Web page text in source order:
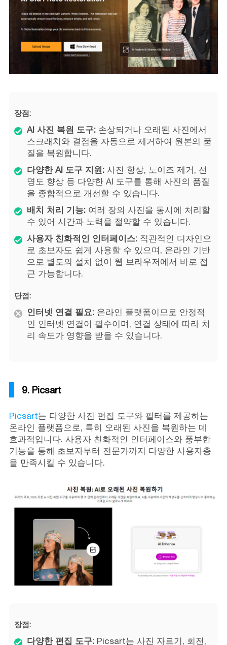
장점:
AI 사진 복원 도구:손상되거나 오래된 사진에서
스크래치와 결점을 자동으로 제거하여 원본의 품
질을 복원합니다.
다양한 AI 도구 지원:사진 향상, 노이즈 제거, 선
명도 향상 등 다양한 AI 도구를 통해 사진의 품질
을 종합적으로 개선할 수 있습니다.
배치 처리 기능:여러 장의 사진을 동시에 처리할
수 있어 시간과 노력을 절약할 수 있습니다.
사용자 친화적인 인터페이스:직관적인 디자인으
로 초보자도 쉽게 사용할 수 있으며, 온라인 기반
으로 별도의 설치 없이 웹 브라우저에서 바로 접
근 가능합니다.
단점:
인터넷 연결 필요:온라인 플랫폼이므로 안정적
인 인터넷 연결이 필수이며, 연결 상태에 따라 처
리 속도가 영향을 받을 수 있습니다.
9. Picsart
Picsart는 다양한 사진 편집 도구와 필터를 제공하는
온라인 플랫폼으로, 특히 오래된 사진을 복원하는 데
효과적입니다. 사용자 친화적인 인터페이스와 풍부한
기능을 통해 초보자부터 전문가까지 다양한 사용자층
을 만족시킬 수 있습니다.
장점:
다양한 편집 도구:Picsart는 사진 자르기, 회전,